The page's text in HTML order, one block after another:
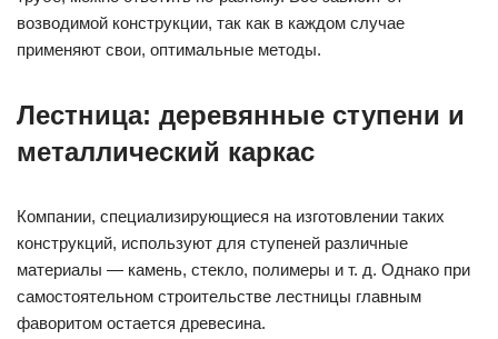
возводимой конструкции, так как в каждом случае
применяют свои, оптимальные методы.
Лестница: деревянные ступени и
металлический каркас
Компании, специализирующиеся на изготовлении таких
конструкций, используют для ступеней различные
материалы — камень, стекло, полимеры и т. д. Однако при
самостоятельном строительстве лестницы главным
фаворитом остается древесина.